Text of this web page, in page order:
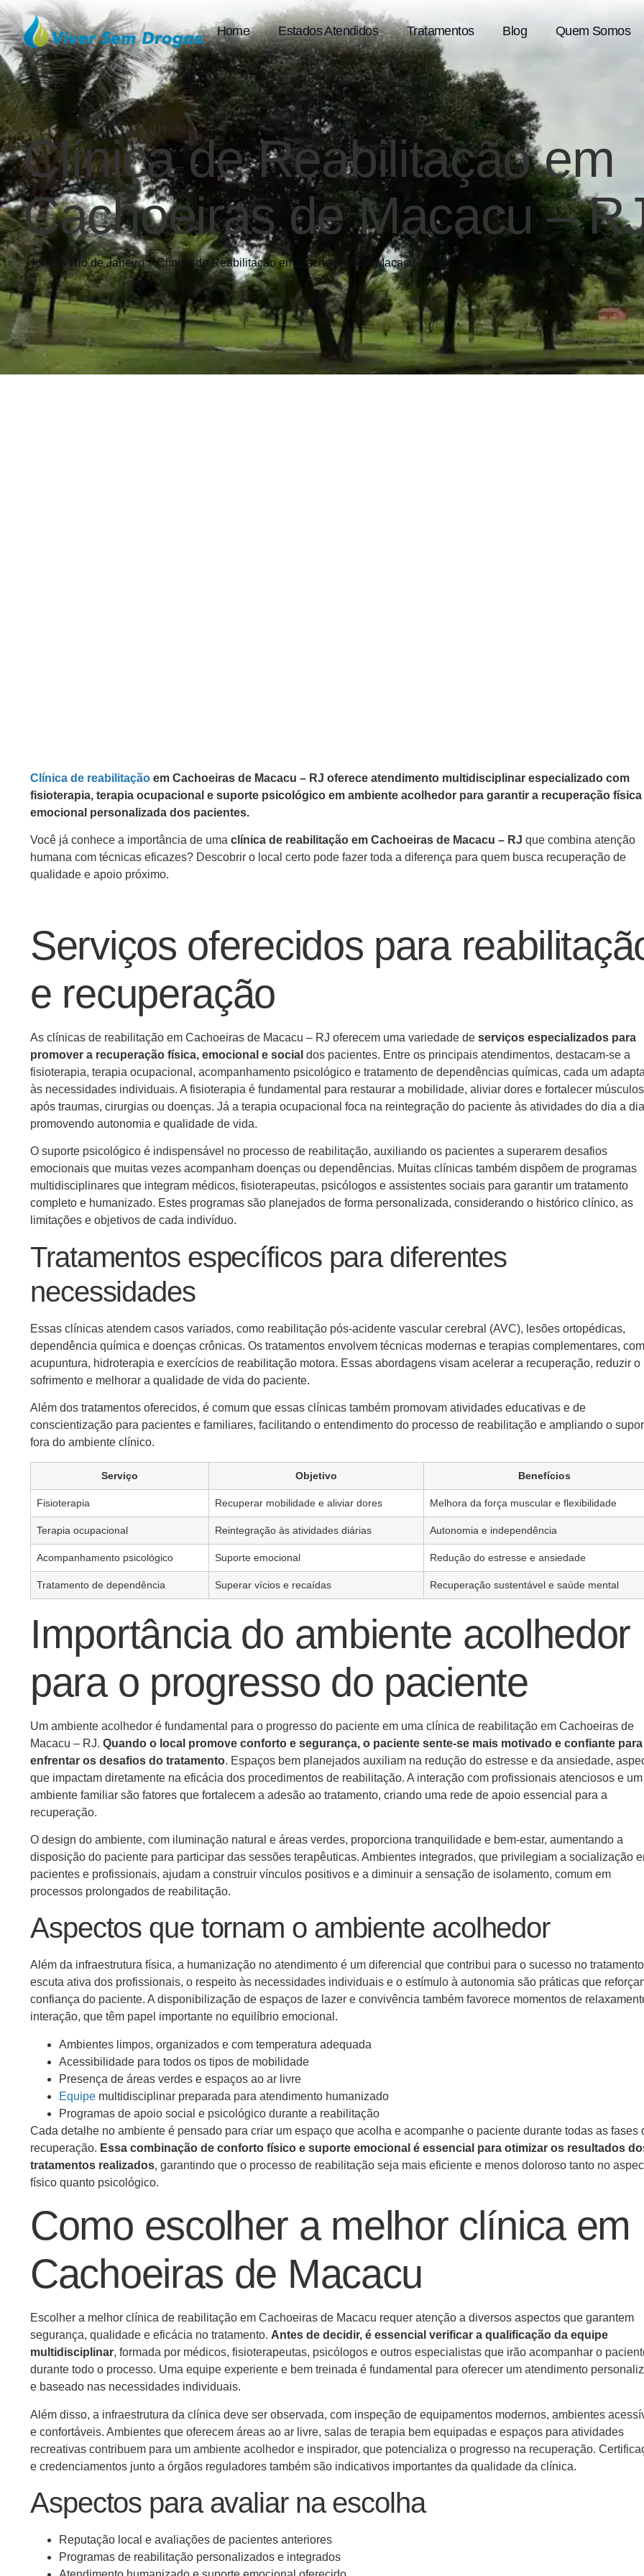
Home Estados Atendidos Tratamentos Blog Quem Somos
Clínica de Reabilitação em
Cachoeiras de Macacu –
Home » Rio de Janeiro»Clínica de Reabilitação em Cachoeiras de Macacu – RJ
Clínica de reabilitação em Cachoeiras de Macacu – RJ oferece atendimento multidisciplinar especializado com
fisioterapia, terapia ocupacional e suporte psicológico em ambiente acolhedor para garantir a recuperação física
emocional personalizada dos pacientes.
Você já conhece a importância de uma clínica de reabilitação em Cachoeiras de Macacu – RJ que combina atenção
humana com técnicas eficazes? Descobrir o local certo pode fazer toda a diferença para quem busca recuperação de
qualidade e apoio próximo.
Serviços oferecidos para
e recuperação
As clínicas de reabilitação em Cachoeiras de Macacu – RJ oferecem uma variedade de serviços especializados para
promover a recuperação física, emocional e social dos pacientes. Entre os principais atendimentos, destacam-se a
fisioterapia, terapia ocupacional, acompanhamento psicológico e tratamento de dependências químicas, cada um
às necessidades individuais. A fisioterapia é fundamental para restaurar a mobilidade, aliviar dores e fortalecer músculos
após traumas, cirurgias ou doenças. Já a terapia ocupacional foca na reintegração do paciente às atividades do dia a
promovendo autonomia e qualidade de vida.
O suporte psicológico é indispensável no processo de reabilitação, auxiliando os pacientes a superarem desafios
emocionais que muitas vezes acompanham doenças ou dependências. Muitas clínicas também dispõem de programas
multidisciplinares que integram médicos, fisioterapeutas, psicólogos e assistentes sociais para garantir um tratamento
completo e humanizado. Estes programas são planejados de forma personalizada, considerando o histórico clínico, as
limitações e objetivos de cada indivíduo.
Tratamentos específicos para diferentes
necessidades
Essas clínicas atendem casos variados, como reabilitação pós-acidente vascular cerebral (AVC), lesões ortopédicas,
dependência química e doenças crônicas. Os tratamentos envolvem técnicas modernas e terapias complementares,
acupuntura, hidroterapia e exercícios de reabilitação motora. Essas abordagens visam acelerar a recuperação, reduzir o
sofrimento e melhorar a qualidade de vida do paciente.
Além dos tratamentos oferecidos, é comum que essas clínicas também promovam atividades educativas e de
conscientização para pacientes e familiares, facilitando o entendimento do processo de reabilitação e ampliando o
fora do ambiente clínico.
Serviço Objetivo Benefícios
Fisioterapia Recuperar mobilidade e aliviar dores Melhora da força muscular e flexibilidade
Terapia ocupacional Reintegração às atividades diárias Autonomia e independência
Acompanhamento psicológico Suporte emocional Redução do estresse e ansiedade
Tratamento de dependência Superar vícios e recaídas Recuperação sustentável e saúde mental
Importância do ambiente acolhedor
para o progresso do paciente
Um ambiente acolhedor é fundamental para o progresso do paciente em uma clínica de reabilitação em Cachoeiras de
Macacu – RJ. Quando o local promove conforto e segurança, o paciente sente-se mais motivado e confiante para
enfrentar os desafios do tratamento. Espaços bem planejados auxiliam na redução do estresse e da ansiedade,
que impactam diretamente na eficácia dos procedimentos de reabilitação. A interação com profissionais atenciosos e um
ambiente familiar são fatores que fortalecem a adesão ao tratamento, criando uma rede de apoio essencial para a
recuperação.
O design do ambiente, com iluminação natural e áreas verdes, proporciona tranquilidade e bem-estar, aumentando a
disposição do paciente para participar das sessões terapêuticas. Ambientes integrados, que privilegiam a socialização
pacientes e profissionais, ajudam a construir vínculos positivos e a diminuir a sensação de isolamento, comum em
processos prolongados de reabilitação.
Aspectos que tornam o ambiente acolhedor
Além da infraestrutura física, a humanização no atendimento é um diferencial que contribui para o sucesso no
escuta ativa dos profissionais, o respeito às necessidades individuais e o estímulo à autonomia são práticas que
confiança do paciente. A disponibilização de espaços de lazer e convivência também favorece momentos de
interação, que têm papel importante no equilíbrio emocional.
Ambientes limpos, organizados e com temperatura adequada
Acessibilidade para todos os tipos de mobilidade
Presença de áreas verdes e espaços ao ar livre
Equipe multidisciplinar preparada para atendimento humanizado
Programas de apoio social e psicológico durante a reabilitação
Cada detalhe no ambiente é pensado para criar um espaço que acolha e acompanhe o paciente durante todas as fases
recuperação. Essa combinação de conforto físico e suporte emocional é essencial para otimizar os resultados
tratamentos realizados, garantindo que o processo de reabilitação seja mais eficiente e menos doloroso tanto no
físico quanto psicológico.
Como escolher a melhor clínica em
Cachoeiras de Macacu
Escolher a melhor clínica de reabilitação em Cachoeiras de Macacu requer atenção a diversos aspectos que garantem
segurança, qualidade e eficácia no tratamento. Antes de decidir, é essencial verificar a qualificação da equipe
multidisciplinar, formada por médicos, fisioterapeutas, psicólogos e outros especialistas que irão acompanhar o
durante todo o processo. Uma equipe experiente e bem treinada é fundamental para oferecer um atendimento
e baseado nas necessidades individuais.
Além disso, a infraestrutura da clínica deve ser observada, com inspeção de equipamentos modernos, ambientes
e confortáveis. Ambientes que oferecem áreas ao ar livre, salas de terapia bem equipadas e espaços para atividades
recreativas contribuem para um ambiente acolhedor e inspirador, que potencializa o progresso na recuperação.
e credenciamentos junto a órgãos reguladores também são indicativos importantes da qualidade da clínica.
Aspectos para avaliar na escolha
Reputação local e avaliações de pacientes anteriores
Programas de reabilitação personalizados e integrados